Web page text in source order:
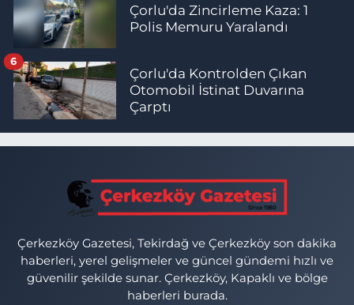
Çorlu'da Zincirleme Kaza: 1
Polis Memuru Yaralandı
Çorlu'da Kontrolden Çıkan
Otomobil İstinat Duvarına
Çarptı
6
Çerkezköy Gazetesi, Tekirdağ ve Çerkezköy son dakika
haberleri, yerel gelişmeler ve güncel gündemi hızlı ve
güvenilir şekilde sunar. Çerkezköy, Kapaklı ve bölge
haberleri burada.